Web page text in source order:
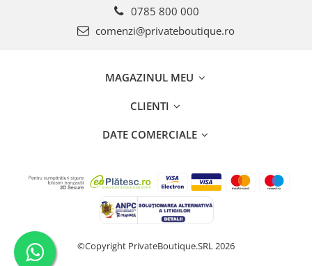
0785 800 000
comenzi@privateboutique.ro
MAGAZINUL MEU
CLIENTI
DATE COMERCIALE
©Copyright PrivateBoutique.SRL 2026